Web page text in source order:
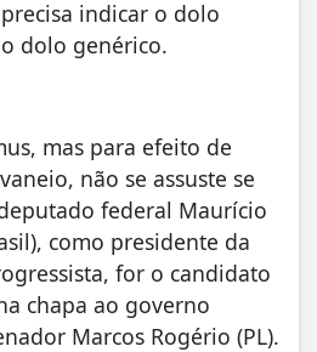
indicar o dolo
dolo genérico.
mas para efeito de
não se assuste se
federal Maurício
como presidente da
for o candidato
chapa ao governo
Marcos Rogério (PL).